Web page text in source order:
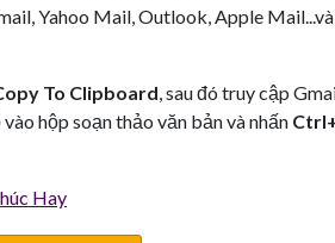
Yahoo Mail, Outlook, Apple
To Clipboard, sau đó truy cập
hộp soạn thảo văn bản và nhấn
Hay